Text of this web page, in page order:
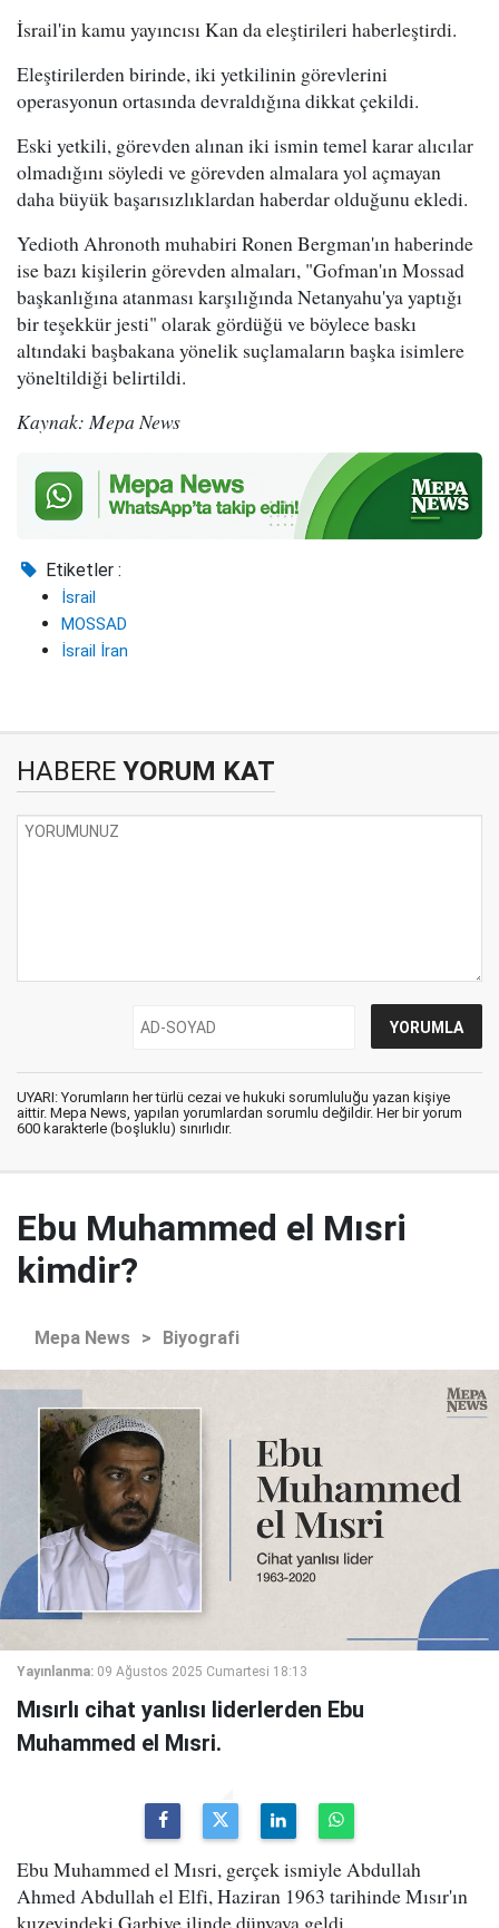
İsrail'in kamu yayıncısı Kan da eleştirileri haberleştirdi.
Eleştirilerden birinde, iki yetkilinin görevlerini
operasyonun ortasında devraldığına dikkat çekildi.
Eski yetkili, görevden alınan iki ismin temel karar alıcılar
olmadığını söyledi ve görevden almalara yol açmayan
daha büyük başarısızlıklardan haberdar olduğunu ekledi.
Yedioth Ahronoth muhabiri Ronen Bergman'ın haberinde
ise bazı kişilerin görevden almaları, "Gofman'ın Mossad
başkanlığına atanması karşılığında Netanyahu'ya yaptığı
bir teşekkür jesti" olarak gördüğü ve böylece baskı
altındaki başbakana yönelik suçlamaların başka isimlere
yöneltildiği belirtildi.
Kaynak: Mepa News
Etiketler :
İsrail
MOSSAD
İsrail İran
HABERE YORUM KAT
UYARI: Yorumların her türlü cezai ve hukuki sorumluluğu yazan kişiye
aittir. Mepa News, yapılan yorumlardan sorumlu değildir. Her bir yorum
600 karakterle (boşluklu) sınırlıdır.
Ebu Muhammed el Mısri
kimdir?
Mepa News > Biyografi
Yayınlanma: 09 Ağustos 2025 Cumartesi 18:13
Mısırlı cihat yanlısı liderlerden Ebu
Muhammed el Mısri.
Ebu Muhammed el Mısri, gerçek ismiyle Abdullah
Ahmed Abdullah el Elfi, Haziran 1963 tarihinde Mısır'ın
kuzeyindeki Garbiye ilinde dünyaya geldi.